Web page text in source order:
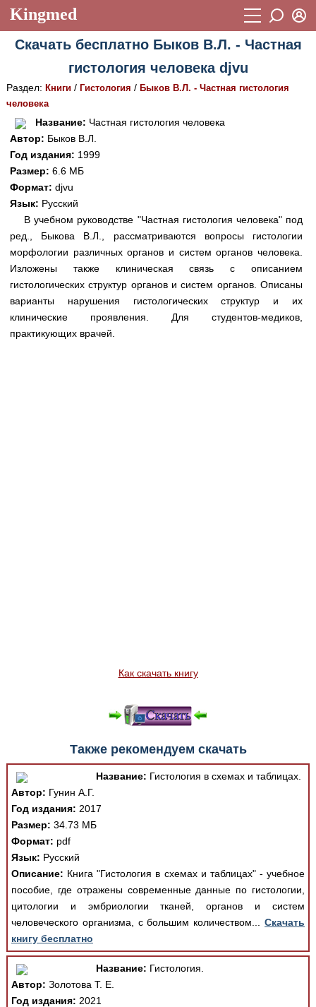
Kingmed
Учебный материал
Видеогалерея 899
Фотогалерея
Истории болезней
Лекции и презентации
Аккредитационные тесты
Методические рекомендации
Научно-популярное
Статьи
Медицинская стандартизация
Пароль
Восстановить пароль
Регистрация
Скачать бесплатно Быков В.Л. - Частная
гистология человека djvu
Раздел: Книги/ Гистология / Быков В.Л. - Частная гистология
человека
Название: Частная гистология человека
Автор: Быков В.Л.
Год издания: 1999
Размер: 6.6 МБ
Формат: djvu
Язык: Русский
В учебном руководстве "Частная гистология человека" под
ред., Быкова В.Л., рассматриваются вопросы гистологии
морфологии различных органов и систем органов человека.
Изложены также клиническая связь с описанием
гистологических структур органов и систем органов. Описаны
варианты нарушения гистологических структур и их
клинические проявления. Для студентов-медиков,
практикующих врачей.
Как скачать книгу
Также рекомендуем скачать
Название: Гистология в схемах и таблицах.
Автор: Гунин А.Г.
Год издания: 2017
Размер: 34.73 МБ
Формат: pdf
Язык: Русский
Описание: Книга "Гистология в схемах и таблицах" - учебное
пособие, где отражены современные данные по гистологии,
цитологии и эмбриологии тканей, органов и систем
человеческого организма, с большим количеством...Скачать
книгу бесплатно
Название: Гистология.
Автор: Золотова Т. Е.
Год издания: 2021